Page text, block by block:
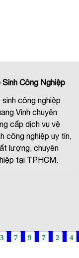
Sinh Công Nghiệp
sinh công nghiệp
Vinh chuyên
cấp dịch vụ vệ
công nghiệp uy tín,
lượng, chuyên
tại TPHCM.
3 7 9 7 2 4